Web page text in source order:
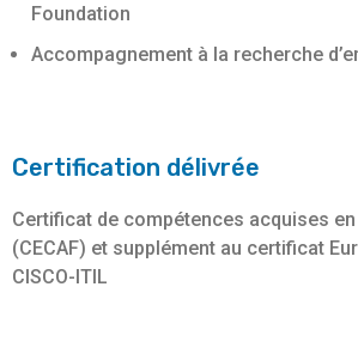
Foundation
Accompagnement à la recherche
Certification délivrée
Certificat de compétences acquises
(CECAF) et supplément au certificat
CISCO-ITIL